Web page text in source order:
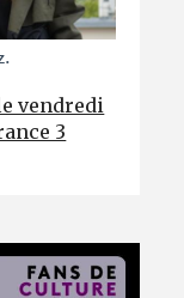
vendredi
3